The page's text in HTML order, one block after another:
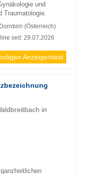
und
Traumatologie.
Dornbirn (Österreich)
seit: 29.07.2026
Anzeigentext
in